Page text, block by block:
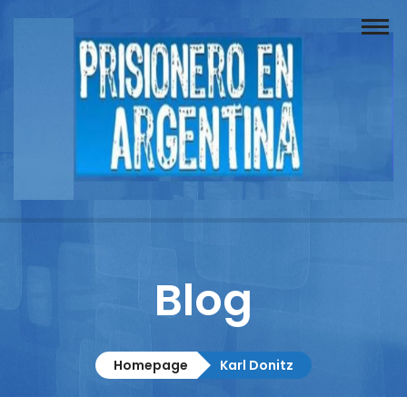
Buscador
Documentos
Columnistas
Contacto
Blog
Homepage Karl Donitz